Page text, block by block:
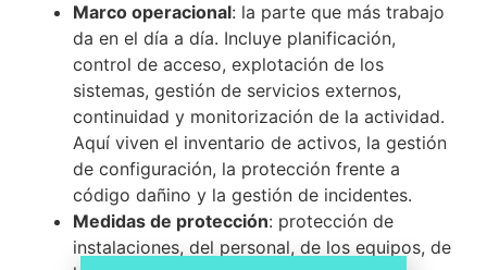
Marco operacional: la parte que más trabajo
da en el día a día. Incluye planificación,
control de acceso, explotación de los
sistemas, gestión de servicios externos,
continuidad y monitorización de la actividad.
Aquí viven el inventario de activos, la gestión
de configuración, la protección frente a
código dañino y la gestión de incidentes.
Medidas de protección: protección de
instalaciones, del personal, de los equipos, de